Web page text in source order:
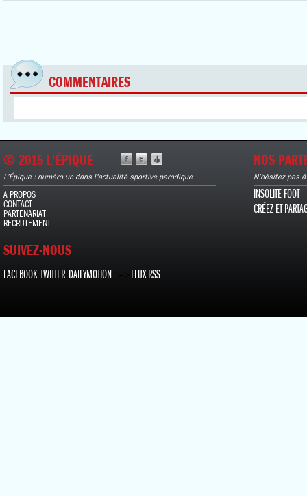
COMMENTAIRES
© 2015 L'ÉPIQUE
L’Épique : numéro un dans l'actualité sportive parodique
A PROPOS
CONTACT
PARTENARIAT
RECRUTEMENT
SUIVEZ-NOUS
FACEBOOK TWITTER DAILYMOTION FLUX RSS
NOS
N’hésitez pas
INSOLITE FOOT
CRÉEZ ET